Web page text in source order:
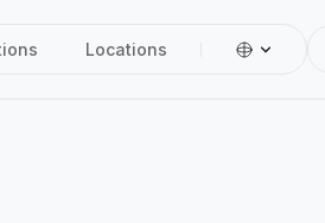
Locations